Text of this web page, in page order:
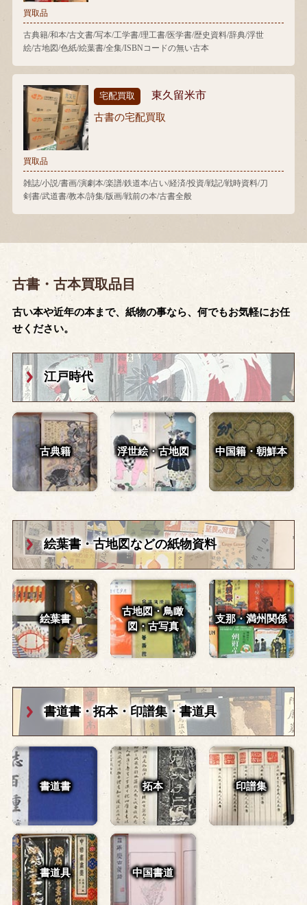
買取品
古典籍/和本/古文書/写本/工学書/理工書/医学書/歴史資料/辞典/浮世
絵/古地図/色紙/絵葉書/全集/ISBNコードの無い古本
宅配買取 東久留米市
古書の宅配買取
買取品
雑誌/小説/書画/演劇本/楽譜/鉄道本/占い/経済/投資/戦記/戦時資料/刀
剣書/武道書/教本/詩集/版画/戦前の本/古書全般
古書・古本買取品目
古い本や近年の本まで、紙物の事なら、何でもお気軽にお任
せください。
江戸時代
古典籍 浮世絵・古地図 中国籍・朝鮮本
絵葉書・古地図などの紙物資料
絵葉書
古地図・鳥瞰
図・古写真
支那・満州関係
書道書・拓本・ 印譜集・書道具
書道書 拓本 印譜集
書道具 中国書道